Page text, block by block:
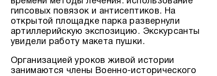
гипсовых повязок и антисептиков. На
открытой площадке парка развернули
артиллерийскую экспозицию. Экскурсанты
увидели работу макета пушки.
Организацией уроков живой истории
занимаются члены Военно-исторического